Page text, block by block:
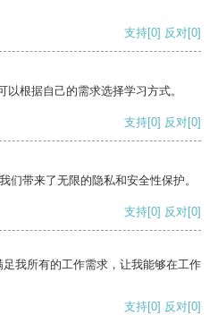
支持[0] 反对[0]
根据自己的需求选择学习方式。
支持[0] 反对[0]
们带来了无限的隐私和安全性保护。
支持[0] 反对[0]
我所有的工作需求，让我能够在工作
支持[0] 反对[0]